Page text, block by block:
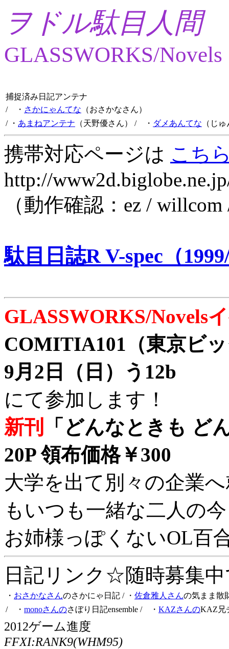
ヲドル駄目人間
GLASSWORKS/Novels
捕捉済み日記アンテナ
/ ・ さかにゃんてな （おさかなさん）
/ ・ あまねアンテナ （天野優さん） / ・ ダメあんてな （じ
携帯対応ページは こち
http://
（動作確認：ez /
駄目日誌R V-spec（
GLASSWORKS/Novels
COMITIA101（東京ビ
9月2日（日）う12b
にて参加します！
新刊
「どんなときも ど
20P 領布価格￥300
大学を出て別々の企業
もいつも一緒な二人の
お姉様っぽくないOL百
日記リンク☆随時募集
・ おさかなさんのさかにゃ日記 / ・ 佐倉雅人さんの気まま散
/ ・ monoさんのさぼり日記ensemble / ・ KAZさんのKAZ兄
2012ゲーム進度
FFXI:RANK9(WHM95)